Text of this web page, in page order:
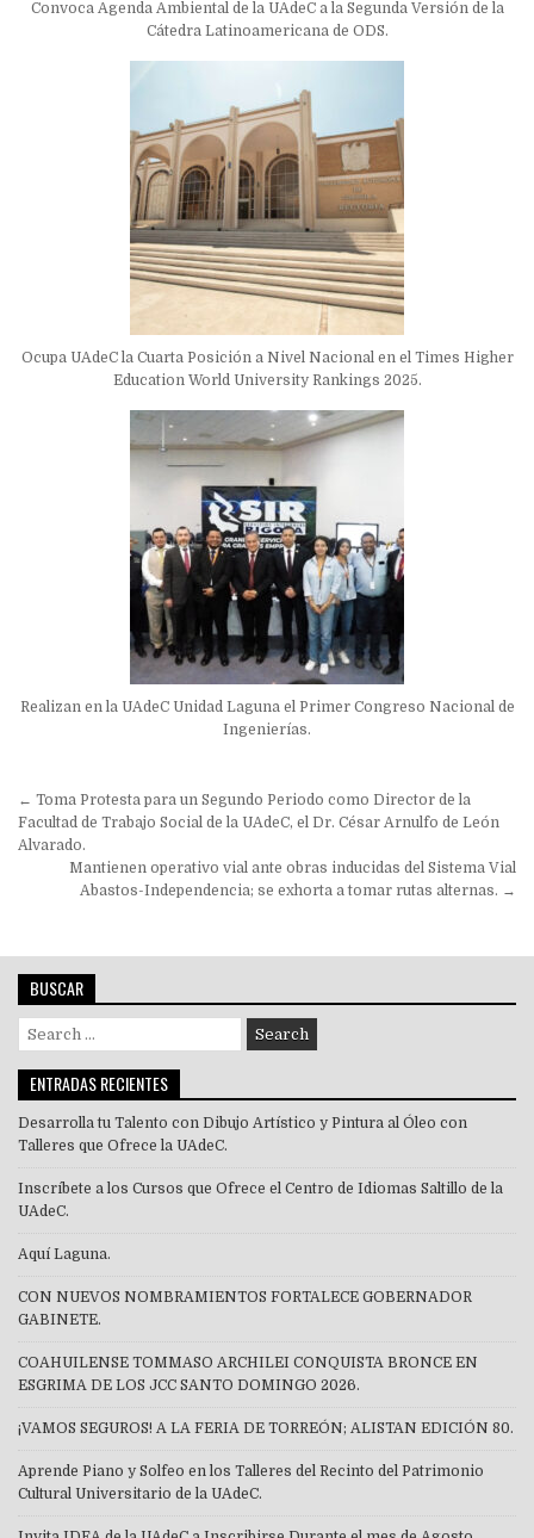
Convoca Agenda Ambiental de la UAdeC a la Segunda Versión de la
Cátedra Latinoamericana de ODS.
Ocupa UAdeC la Cuarta Posición a Nivel Nacional en el Times Higher
Education World University Rankings 2025.
Realizan en la UAdeC Unidad Laguna el Primer Congreso Nacional de
Ingenierías.
Navegación
de
entradas
← Toma Protesta para un Segundo Periodo como Director de la
Facultad de Trabajo Social de la UAdeC, el Dr. César Arnulfo de León
Alvarado.
Mantienen operativo vial ante obras inducidas del Sistema Vial
Abastos-Independencia; se exhorta a tomar rutas alternas. →
BUSCAR
Search
for:
ENTRADAS RECIENTES
Desarrolla tu Talento con Dibujo Artístico y Pintura al Óleo con
Talleres que Ofrece la UAdeC.
Inscríbete a los Cursos que Ofrece el Centro de Idiomas Saltillo de la
UAdeC.
Aquí Laguna.
CON NUEVOS NOMBRAMIENTOS FORTALECE GOBERNADOR
GABINETE.
COAHUILENSE TOMMASO ARCHILEI CONQUISTA BRONCE EN
ESGRIMA DE LOS JCC SANTO DOMINGO 2026.
¡VAMOS SEGUROS! A LA FERIA DE TORREÓN; ALISTAN EDICIÓN 80.
Aprende Piano y Solfeo en los Talleres del Recinto del Patrimonio
Cultural Universitario de la UAdeC.